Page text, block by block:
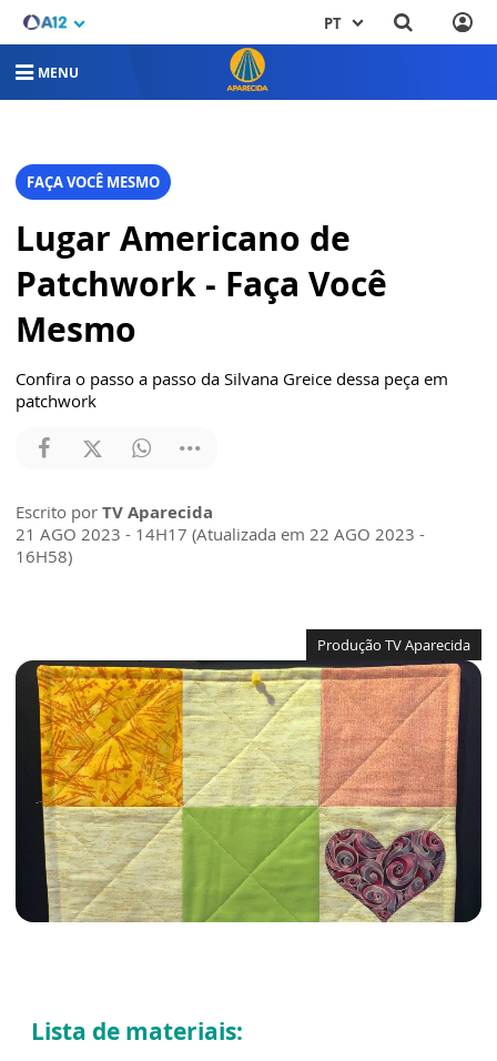
PT
MENU
FAÇA VOCÊ MESMO
Lugar Americano de
Patchwork - Faça Você
Mesmo
Confira o passo a passo da Silvana Greice dessa peça em
patchwork
Escrito por TV Aparecida
21 AGO 2023 - 14H17 (Atualizada em 22 AGO 2023 -
16H58)
Produção TV Aparecida
Lista de materiais: